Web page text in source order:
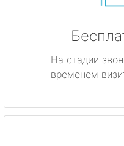
На стадии
временем